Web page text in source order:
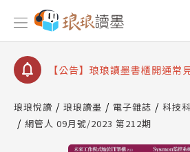
【公告】琅琅讀墨數位閱讀資
【公告】琅琅讀墨書櫃開通常
【公告】琅琅讀墨 3 分鐘完成
請圖文教學
查詢
【公告】因 Readmoo 讀墨系
停部分閱讀服務
琅琅悅讀 琅琅讀墨 電子雜誌 科技
網管人 09月號/2023 第212期